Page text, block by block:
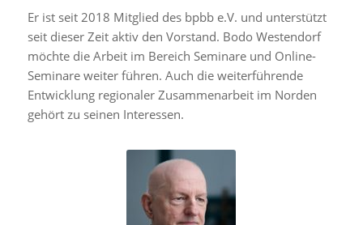
Er ist seit 2018 Mitglied des bpbb e.V. und unterstützt
seit dieser Zeit aktiv den Vorstand. Bodo Westendorf
möchte die Arbeit im Bereich Seminare und Online-
Seminare weiter führen. Auch die weiterführende
Entwicklung regionaler Zusammenarbeit im Norden
gehört zu seinen Interessen.